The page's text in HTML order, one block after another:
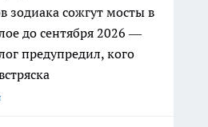
зодиака сожгут мосты в
до сентября 2026 —
предупредил, кого